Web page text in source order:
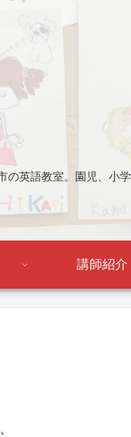
の英語教室。園児、小
講師紹介